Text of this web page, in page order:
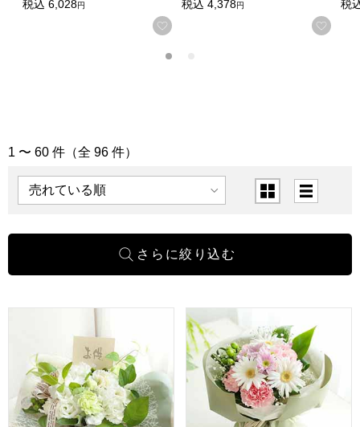
税込 6,028円
お気に入りに登録する
税込 4,378円
お気
税
「お悔み」の商品一覧
1 〜 60 件（全 96 件）
表示順 表示切替
お供えアレンジ「祈りのしらべ」(ホワイト)【花】【年間ギ
お供えスタンディングブーケ